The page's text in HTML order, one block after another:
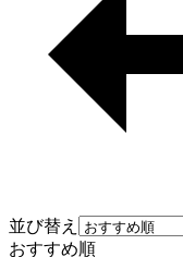
並び替え
おすすめ順